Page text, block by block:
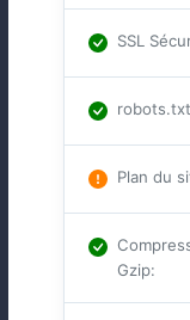
SSL
robots.txt
Plan du
Gzip: